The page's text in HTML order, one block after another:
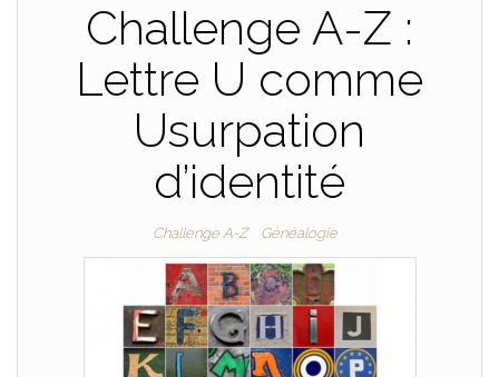
Challenge A-Z :
Lettre U comme
Usurpation
d’identité
Challenge A-Z Généalogie